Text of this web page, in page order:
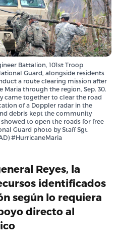
Battalion, 101st Troop
Guard, alongside residents
a route clearing mission after
through the region, Sep. 30.
came together to clear the road
of a Doppler radar in the
debris kept the community
to open the roads for free
Guard photo by Staff Sgt.
#HurricaneMaria
Reyes, la
identificados
según lo requiera
directo al